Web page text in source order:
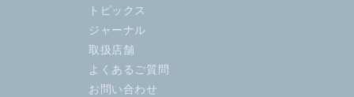
トピックス
ジャーナル
取扱店舗
よくあるご質問
お問い合わせ